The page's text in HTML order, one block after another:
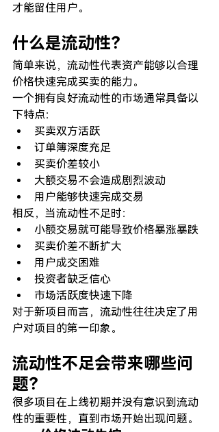
才能留住用户。
什么是流动性？
简单来说，流动性代表资产能够以合理
价格快速完成买卖的能力。
一个拥有良好流动性的市场通常具备以
下特点：
买卖双方活跃
订单簿深度充足
买卖价差较小
大额交易不会造成剧烈波动
用户能够快速完成交易
相反，当流动性不足时：
小额交易就可能导致价格暴涨暴跌
买卖价差不断扩大
用户成交困难
投资者缺乏信心
市场活跃度快速下降
对于新项目而言，流动性往往决定了用
户对项目的第一印象。
流动性不足会带来哪些问
题？
很多项目在上线初期并没有意识到流动
性的重要性，直到市场开始出现问题。